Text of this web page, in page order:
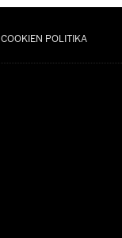
COOKIEN POLITIKA